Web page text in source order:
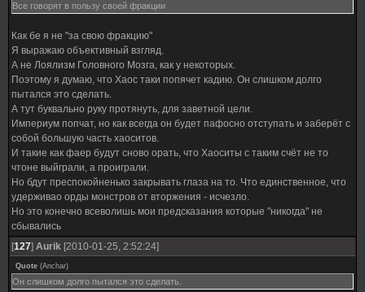
Все говорят в пользу своей фракции
Как бе я не "за свою фракцию"
Я выражаю объективный взгляд.
А не Лоялизм Головного Мозга, как у некоторых.
Поэтому я думаю, что Хаос таки попячет кадию. Он слишком долго
пытался это сделать.
А тут буквально руку протянуть, для заветной цели.
Империум попчат, но как всегда он будет пафосно отступать и заберёт с
собой большую часть хаоситов.
И такие как фаер будут сново орать, что Хаоситы с таким счёт не то
чтоне выйграли, а проиграли.
Но бдут преспокойненько закрывать глаза на то. Что единственное, что
удерживао орды монстров от вторжения - исчезло.
Но это конечно всеволишь мои предсказания которые "никогда" не
сбывались
[127] Aurik [2010-01-25, 2:52:24]
Quote (Anchar)
Он слишком долго пытался это сделать.